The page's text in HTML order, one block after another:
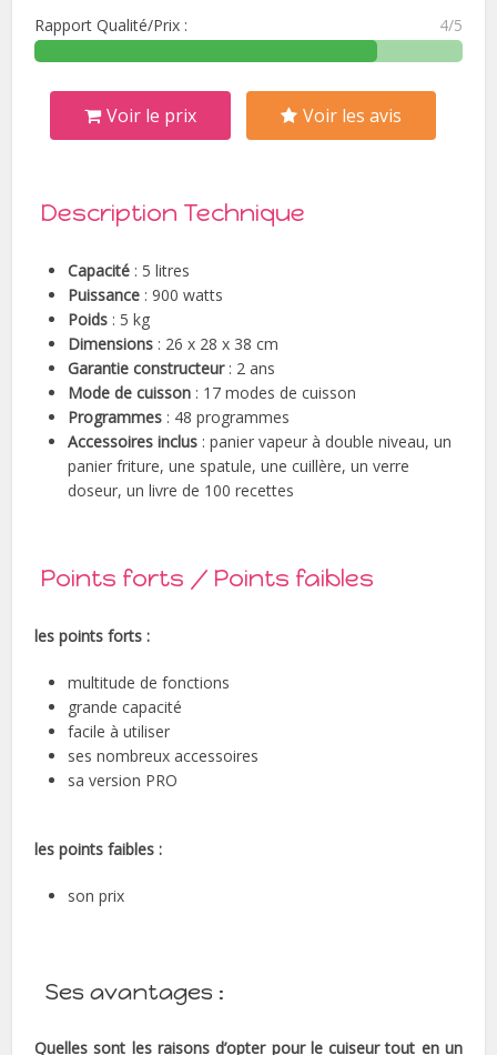
Rapport Qualité/Prix : 4/5
Voir le prix Voir les avis
Description Technique
Capacité : 5 litres
Puissance : 900 watts
Poids : 5 kg
Dimensions : 26 x 28 x 38 cm
Garantie constructeur: 2 ans
Mode de cuisson : 17 modes de cuisson
Programmes : 48 programmes
Accessoires inclus : panier vapeur à double niveau, un
panier friture, une spatule, une cuillère, un verre
doseur, un livre de 100 recettes
Points forts / Points faibles
les points forts :
multitude de fonctions
grande capacité
facile à utiliser
ses nombreux accessoires
sa version PRO
les points faibles :
son prix
Ses avantages :
Quelles sont les raisons d’opter pour le cuiseur tout en un